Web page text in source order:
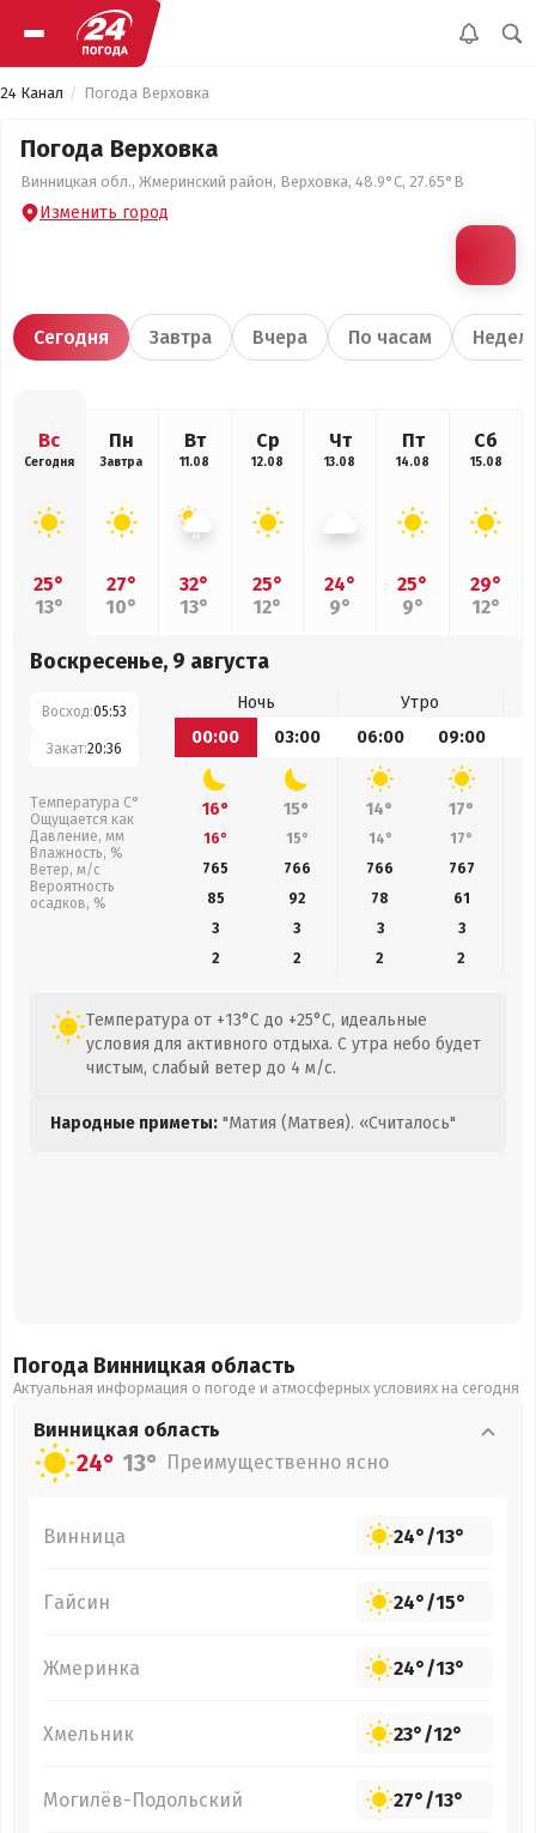
24 Канал Погода Верховка
Погода Верховка
Винницкая обл., Жмеринский район, Верховка, 48.9°С, 27.65°В
Изменить город
Сегодня Завтра Вчера По часам
Вс
Сегодня
25°
13°
Пн
Завтра
27°
10°
Вт
11.08
32°
13°
Ср
12.08
25°
12°
Чт
13.08
24°
9°
Пт
14.08
25°
9°
Сб
15.08
29°
12°
Воскресенье, 9 августа
Восход:05:53
Закат:20:36
Температура С°
Ощущается как
Давление, мм
Влажность, %
Ветер, м/с
Вероятность
осадков, %
Ночь
Утро
00:00
03:00 06:00 09:00
16° 15° 14° 17°
16° 15° 14° 17°
765
766 766 767
85
92 78 61
3
3 3
3
2
2 2 2
Температура от +13°C до +25°C, идеальные
условия для активного отдыха. С утра небо будет
чистым, слабый ветер до 4 м/с.
Народные приметы: "Матия (Матвея). «Считалось"
Погода Винницкая область
Актуальная информация о погоде и атмосферных условиях на сегодня
Винницкая область
24° 13° Преимущественно ясно
Винница 24°/13°
Гайсин 24°/15°
Жмеринка 24°/13°
Хмельник 23°/12°
Могилёв-Подольский 27°/13°